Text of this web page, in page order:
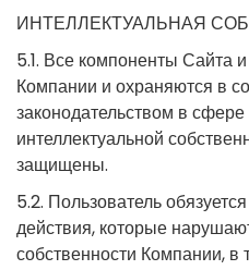
ИНТЕЛЛЕКТУАЛЬНАЯ
5.1. Все компоненты Сайта
Компании и охраняются в
законодательством в
интеллектуальной
защищены.
5.2. Пользователь
действия, которые
собственности Компании, в